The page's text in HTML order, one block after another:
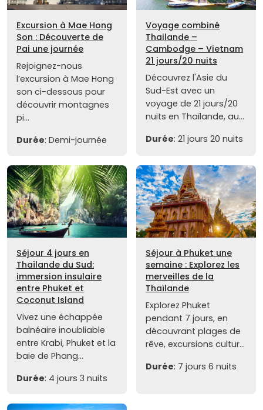
Excursion à Mae Hong
Son : Découverte de
Pai une journée
Rejoignez-nous
l’excursion à Mae Hong
son ci-dessous pour
découvrir montagnes
pi...
Durée: Demi-journée
Voyage combiné
Thailande –
Cambodge – Vietnam
21 jours/20 nuits
Découvrez l'Asie du
Sud-Est avec un
voyage de 21 jours/20
nuits en Thaïlande, au...
Durée: 21 jours 20 nuits
Séjour 4 jours en
Thaïlande du Sud:
immersion insulaire
entre Phuket et
Coconut Island
Vivez une échappée
balnéaire inoubliable
entre Krabi, Phuket et la
baie de Phang...
Durée: 4 jours 3 nuits
Séjour à Phuket une
semaine : Explorez les
merveilles de la
Thaïlande
Explorez Phuket
pendant 7 jours, en
découvrant plages de
rêve, excursions cultur...
Durée: 7 jours 6 nuits